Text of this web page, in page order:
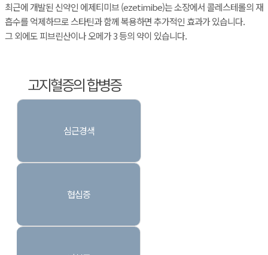
최근에 개발된 신약인 에제티미브 (ezetimibe)는 소장에서 콜레스테롤의 재
흡수를 억제하므로 스타틴과 함께 복용하면 추가적인 효과가 있습니다.
그 외에도 피브린산이나 오메가 3 등의 약이 있습니다.
고지혈증의 합병증
심근경색
협십증